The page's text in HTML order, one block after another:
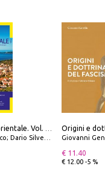
Marco Sbrizzi
Origini e
Giovanni
€ 11.40
€ 12.00 -5 %